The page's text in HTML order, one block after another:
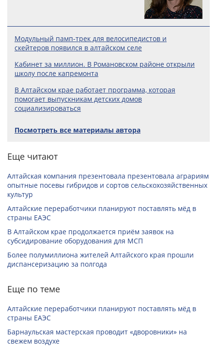
Модульный памп-трек для велосипедистов и
скейтеров появился в алтайском селе
Кабинет за миллион. В Романовском районе открыли
школу после капремонта
В Алтайском крае работает программа, которая
помогает выпускникам детских домов
социализироваться
Посмотреть все материалы автора
Еще читают
Алтайская компания презентовала презентовала аграриям
опытные посевы гибридов и сортов сельскохозяйственных
культур
Алтайские переработчики планируют поставлять мёд в
страны ЕАЭС
В Алтайском крае продолжается приём заявок на
субсидирование оборудования для МСП
Более полумиллиона жителей Алтайского края прошли
диспансеризацию за полгода
Еще по теме
Алтайские переработчики планируют поставлять мёд в
страны ЕАЭС
Барнаульская мастерская проводит «дворовники» на
свежем воздухе